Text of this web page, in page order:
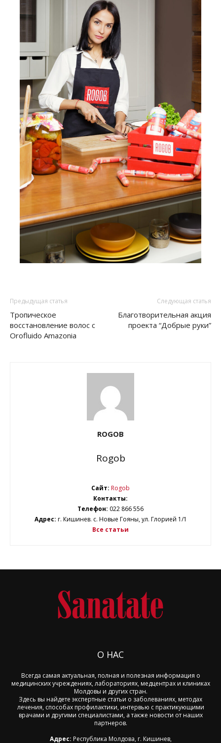
Предыдущая статья
Тропическое
восстановление волос с
Orofluido Amazonia
Следующая статья
Благотворительная акция
проекта “Добрые руки”
ROGOB
Rogob
Сайт: Rogob
Контакты:
Телефон: 022 866 556
Адрес: г. Кишинев. с. Новые Гояны, ул. Глорией 1/1
Все статьи
О НАС
Всегда самая актуальная, полная и полезная информация о
медицинских учреждениях, лабораториях, медцентрах и клиниках
Молдовы и других стран.
Здесь вы найдете экспертные статьи о заболеваниях, методах
лечения, способах профилактики, интервью с практикующими
врачами и другими специалистами, а также новости от наших
партнеров.
Адрес: Республика Молдова, г. Кишинев,